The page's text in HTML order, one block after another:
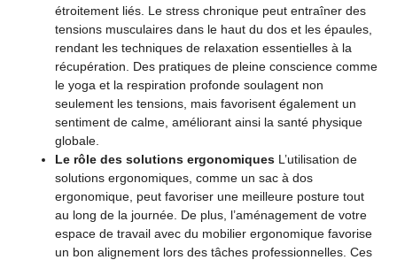
étroitement liés. Le stress chronique peut entraîner des
tensions musculaires dans le haut du dos et les épaules,
rendant les techniques de relaxation essentielles à la
récupération. Des pratiques de pleine conscience comme
le yoga et la respiration profonde soulagent non
seulement les tensions, mais favorisent également un
sentiment de calme, améliorant ainsi la santé physique
globale.
Le rôle des solutions ergonomiques L’utilisation de
solutions ergonomiques, comme un sac à dos
ergonomique, peut favoriser une meilleure posture tout
au long de la journée. De plus, l’aménagement de votre
espace de travail avec du mobilier ergonomique favorise
un bon alignement lors des tâches professionnelles. Ces